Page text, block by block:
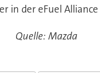
in der eFuel Alliance
Quelle: Mazda